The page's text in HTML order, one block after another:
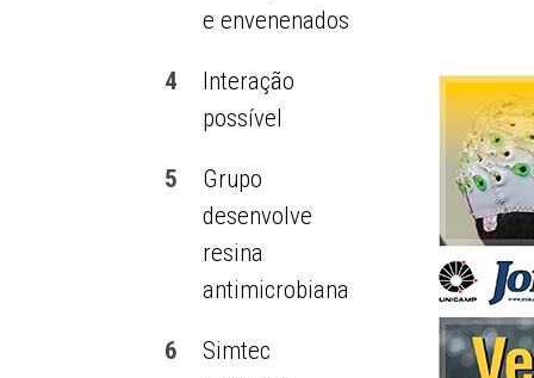
e envenenados
4
Interação
possível
5
Grupo
desenvolve
resina
antimicrobiana
6
Simtec